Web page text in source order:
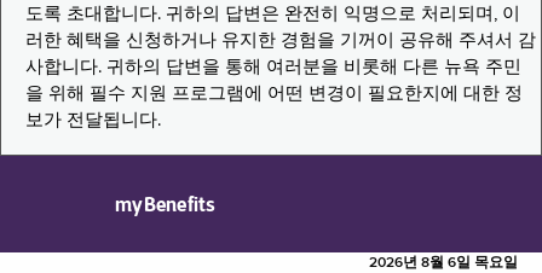
도록 초대합니다. 귀하의 답변은 완전히 익명으로 처리되며, 이
러한 혜택을 신청하거나 유지한 경험을 기꺼이 공유해 주셔서 감
사합니다. 귀하의 답변을 통해 여러분을 비롯해 다른 뉴욕 주민
을 위해 필수 지원 프로그램에 어떤 변경이 필요한지에 대한 정
보가 전달됩니다.
myBenefits
2026년 8월 6일 목요일